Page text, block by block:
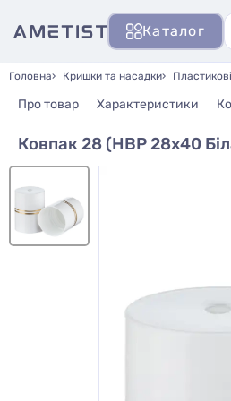
Каталог
Головна Кришки та насадки
Про товар Характеристики
Ковпак 28 (НВР 28х40